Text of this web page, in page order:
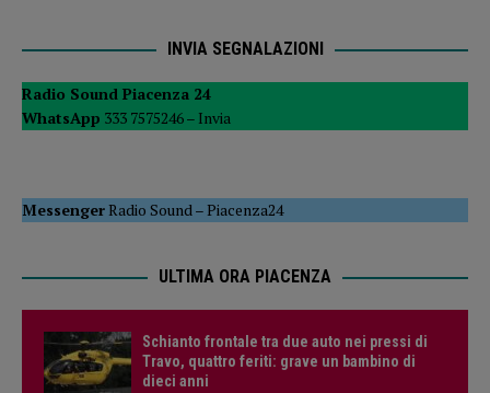
INVIA SEGNALAZIONI
Radio Sound Piacenza 24
WhatsApp 333 7575246 – Invia
MessengerRadio Sound –Piacenza24
ULTIMA ORA PIACENZA
Schianto frontale tra due auto nei pressi di
Travo, quattro feriti: grave un bambino di
dieci anni